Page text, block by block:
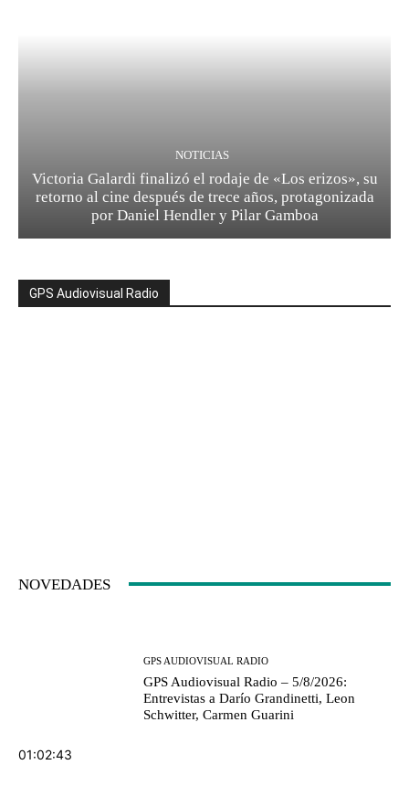
NOTICIAS
Victoria Galardi finalizó el rodaje de «Los erizos», su
retorno al cine después de trece años, protagonizada
por Daniel Hendler y Pilar Gamboa
GPS Audiovisual Radio
NOVEDADES
01:02:43
GPS AUDIOVISUAL RADIO
GPS Audiovisual Radio – 5/8/2026:
Entrevistas a Darío Grandinetti, Leon
Schwitter, Carmen Guarini